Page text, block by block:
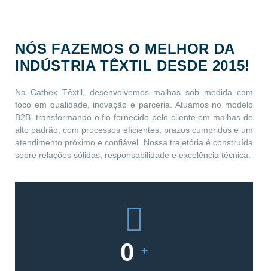
NÓS FAZEMOS O MELHOR DA
INDÚSTRIA TÊXTIL DESDE 2015!
Na Cathex Têxtil, desenvolvemos malhas sob medida com
foco em qualidade, inovação e parceria. Atuamos no modelo
B2B, transformando o fio fornecido pelo cliente em malhas de
alto padrão, com processos eficientes, prazos cumpridos e um
atendimento próximo e confiável. Nossa trajetória é construída
sobre relações sólidas, responsabilidade e excelência técnica.
0 +